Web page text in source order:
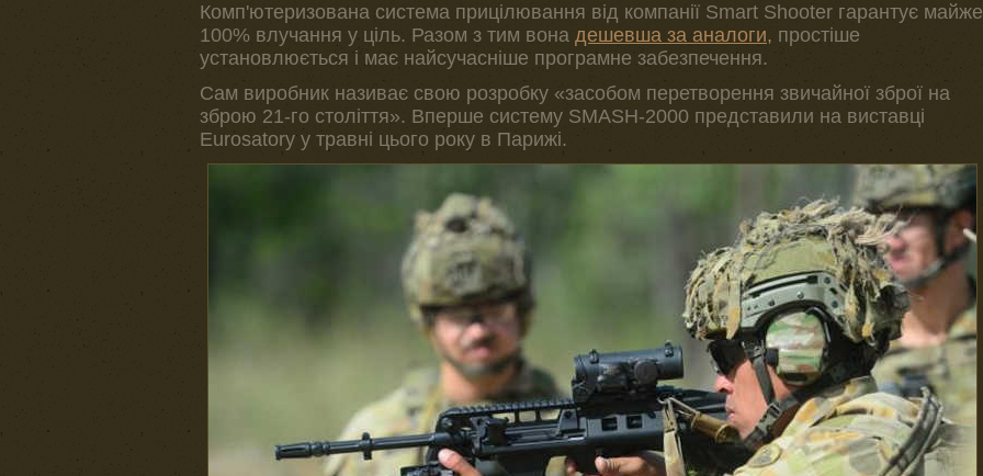
Комп'ютеризована система прицілювання від компанії Smart Shooter гарантує майже
100% влучання у ціль. Разом з тим вона дешевша за аналоги, простіше
установлюється і має найсучасніше програмне забезпечення.
Сам виробник називає свою розробку «засобом перетворення звичайної зброї на
зброю 21-го століття». Вперше систему SMASH-2000 представили на виставці
Eurosatory у травні цього року в Парижі.